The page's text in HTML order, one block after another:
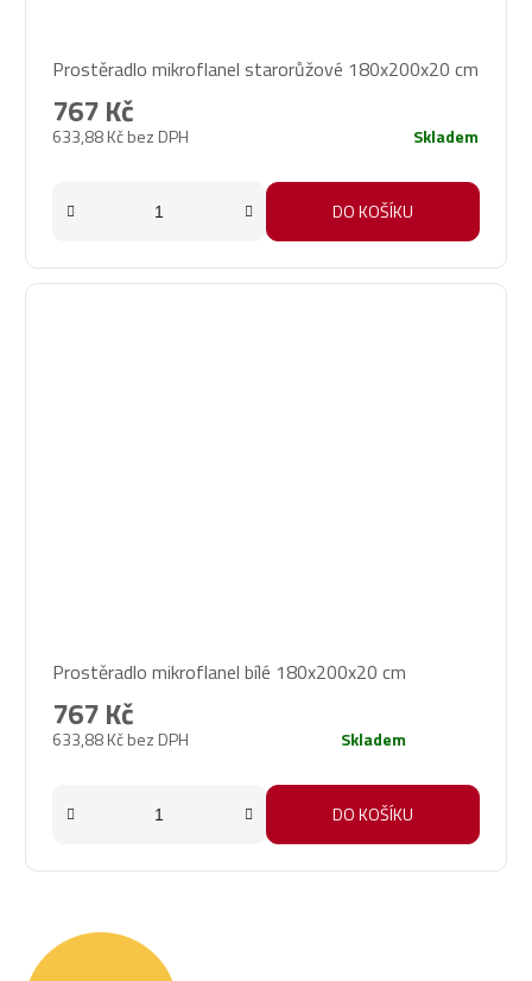
Prostěradlo mikroflanel starorůžové 180x200x20 cm
633,88 Kč bez DPH
767 Kč
Skladem
DO KOŠÍKU
Prostěradlo mikroflanel bílé 180x200x20 cm
633,88 Kč bez DPH
767 Kč
Skladem
DO KOŠÍKU